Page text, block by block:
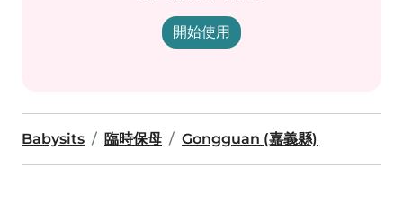
開始使用
Babysits 臨時保母 Gongguan (嘉義縣)